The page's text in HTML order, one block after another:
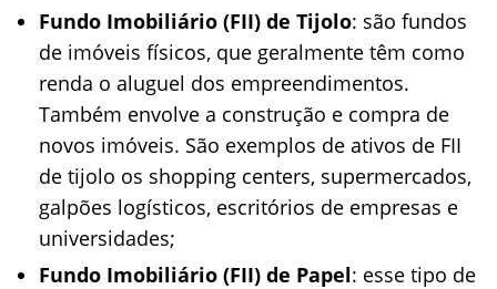
Fundo Imobiliário (FII) de Tijolo: são fundos
de imóveis físicos, que geralmente têm como
renda o aluguel dos empreendimentos.
Também envolve a construção e compra de
novos imóveis. São exemplos de ativos de FII
de tijolo os shopping centers, supermercados,
galpões logísticos, escritórios de empresas e
universidades;
Fundo Imobiliário (FII) de Papel: esse tipo de